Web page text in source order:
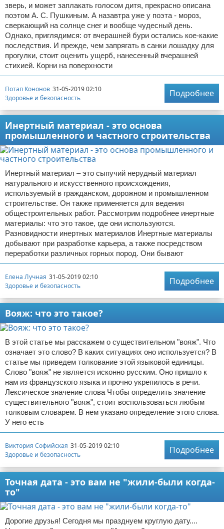
зверь, и может заплакать голосом дитя, прекрасно описана
поэтом А. С. Пушкиным. А назавтра уже у поэта - мороз,
сверкающий на солнце снег и вообще чудесный день.
Однако, приглядимся: от вчерашней бури остались кое-какие
последствия. И прежде, чем запрягать в санки лошадку для
прогулки, стоит оценить ущерб, нанесенный вчерашней
стихией. Корни на поверхности
Потап Кононов 31-05-2019 02:10
Здоровье и безопасность
Подробнее
Инертный материал - это основа
промышленного и частного строительства
Инертный материал – это сыпучий нерудный материал
натурального и искусственного происхождения,
используемый в гражданском, дорожном и промышленном
строительстве. Он также применяется для ведения
общестроительных работ. Рассмотрим подробнее инертные
материалы: что это такое, где они используются.
Разновидности инертных материалов Инертные материалы
добывают при разработке карьера, а также посредством
переработки различных горных пород. Они бывают
Елена Лучная 31-05-2019 02:10
Здоровье и безопасность
Подробнее
Вояж: что это такое?
В этой статье мы расскажем о существительном "вояж". Что
означает это слово? В каких ситуациях оно используется? В
статье мы приведем толкование этой языковой единицы.
Слово "вояж" не является исконно русским. Оно пришло к
нам из французского языка и прочно укрепилось в речи.
Лексическое значение слова Чтобы определить значение
существительного "вояж", стоит воспользоваться любым
толковым словарем. В нем указано определение этого слова.
У него есть
Виктория Софийская 31-05-2019 02:10
Здоровье и безопасность
Подробнее
Точная дата - это вам не "жили-были когда-
то"
Дорогие друзья! Сегодня мы празднуем круглую дату....